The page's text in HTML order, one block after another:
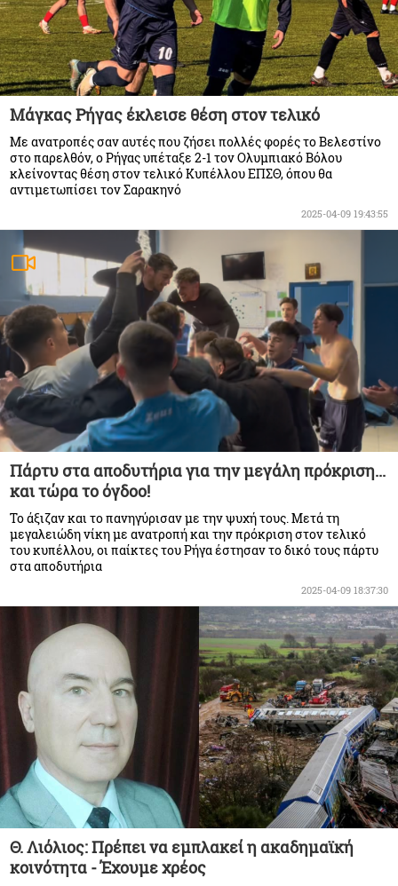
Μάγκας Ρήγας έκλεισε θέση στον τελικό
Με ανατροπές σαν αυτές που ζήσει πολλές φορές το Βελεστίνο
στο παρελθόν, ο Ρήγας υπέταξε 2-1 τον Ολυμπιακό Βόλου
κλείνοντας θέση στον τελικό Κυπέλλου ΕΠΣΘ, όπου θα
αντιμετωπίσει τον Σαρακηνό
2025-04-09 19:43:55
Πάρτυ στα αποδυτήρια για την μεγάλη πρόκριση...
και τώρα το όγδοο!
Το άξιζαν και το πανηγύρισαν με την ψυχή τους. Μετά τη
μεγαλειώδη νίκη με ανατροπή και την πρόκριση στον τελικό
του κυπέλλου, οι παίκτες του Ρήγα έστησαν το δικό τους πάρτυ
στα αποδυτήρια
2025-04-09 18:37:30
Θ. Λιόλιος: Πρέπει να εμπλακεί η ακαδημαϊκή
κοινότητα - Έχουμε χρέος